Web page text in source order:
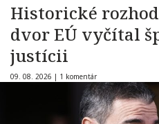
Historické
dvor EÚ vyčítal
justícii
09. 08. 2026 | 1 komentár